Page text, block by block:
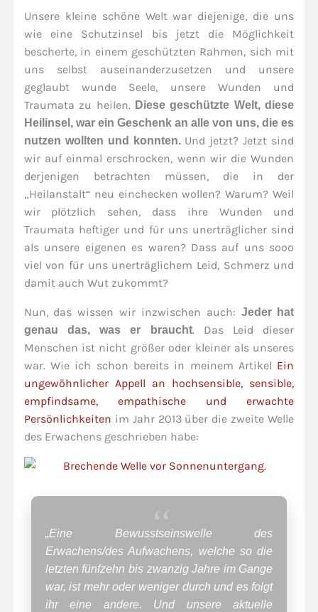
Unsere kleine schöne Welt war diejenige, die uns
wie eine Schutzinsel bis jetzt die Möglichkeit
bescherte, in einem geschützten Rahmen, sich mit
uns selbst auseinanderzusetzen und unsere
geglaubt wunde Seele, unsere Wunden und
Traumata zu heilen. Diese geschützte Welt, diese
Heilinsel, war ein Geschenk an alle von uns, die es
nutzen wollten und konnten.Und jetzt? Jetzt sind
wir auf einmal erschrocken, wenn wir die Wunden
derjenigen betrachten müssen, die in der
„Heilanstalt“ neu einchecken wollen? Warum? Weil
wir plötzlich sehen, dass ihre Wunden und
Traumata heftiger und für uns unerträglicher sind
als unsere eigenen es waren? Dass auf uns sooo
viel von für uns unerträglichem Leid, Schmerz und
damit auch Wut zukommt?
Nun, das wissen wir inzwischen auch: Jeder hat
genau das, was er braucht. Das Leid dieser
Menschen ist nicht größer oder kleiner als unseres
war. Wie ich schon bereits in meinem Artikel Ein
ungewöhnlicher Appell an hochsensible, sensible,
empfindsame, empathische und erwachte
Persönlichkeiten im Jahr 2013 über die zweite Welle
des Erwachens geschrieben habe:
„Eine Bewusstseinswelle des
Erwachens/des Aufwachens, welche so die
letzten fünfzehn bis zwanzig Jahre im Gange
war, ist mehr oder weniger durch und es folgt
ihr eine andere. Und unsere aktuelle